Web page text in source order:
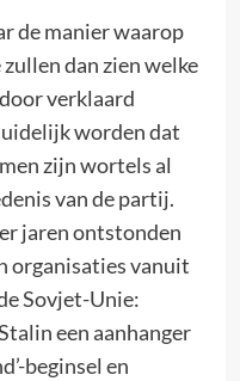
de manier waarop
dan zien welke
verklaard
worden dat
zijn wortels al
van de partij.
jaren ontstonden
organisaties vanuit
Sovjet-Unie:
een aanhanger
beginsel en